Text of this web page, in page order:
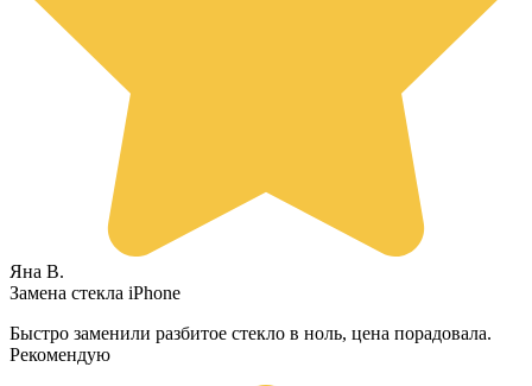
Яна В.
Замена стекла iPhone
Быстро заменили разбитое стекло в ноль, цена порадовала.
Рекомендую